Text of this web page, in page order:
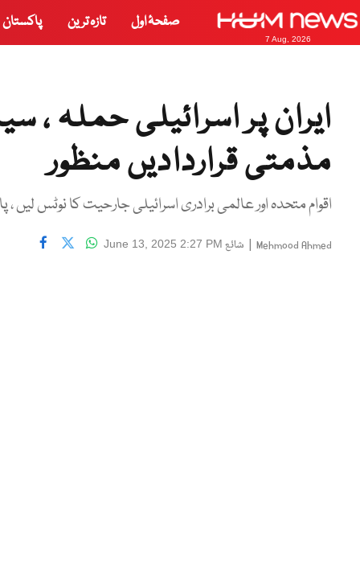
7 Aug, 2026
صفحۂ اول تازہ ترین پاکستان
ایران پر اسرائیلی حملہ
مذمتی قراردادیں منظور
اقوام متحدہ اور عالمی برادری اسرائیلی جارحیت کا نوٹس لیں ،
Mehmood Ahmed
| شائع June 13, 2025 2:27 PM